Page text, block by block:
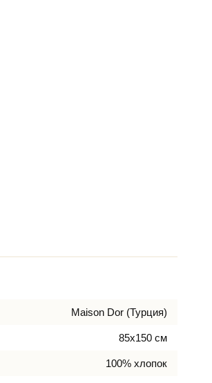
Maison Dor (Турция)
85х150 см
100% хлопок